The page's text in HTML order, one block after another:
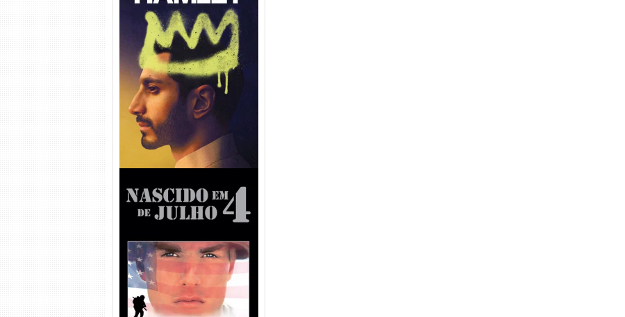
Hamlet Torrent (2026) WEB-
DL 1080p Dual Áudio
Nascido em 4 de Julho
Torrent (1989) WEB-DL 1080p
Dual Áudio